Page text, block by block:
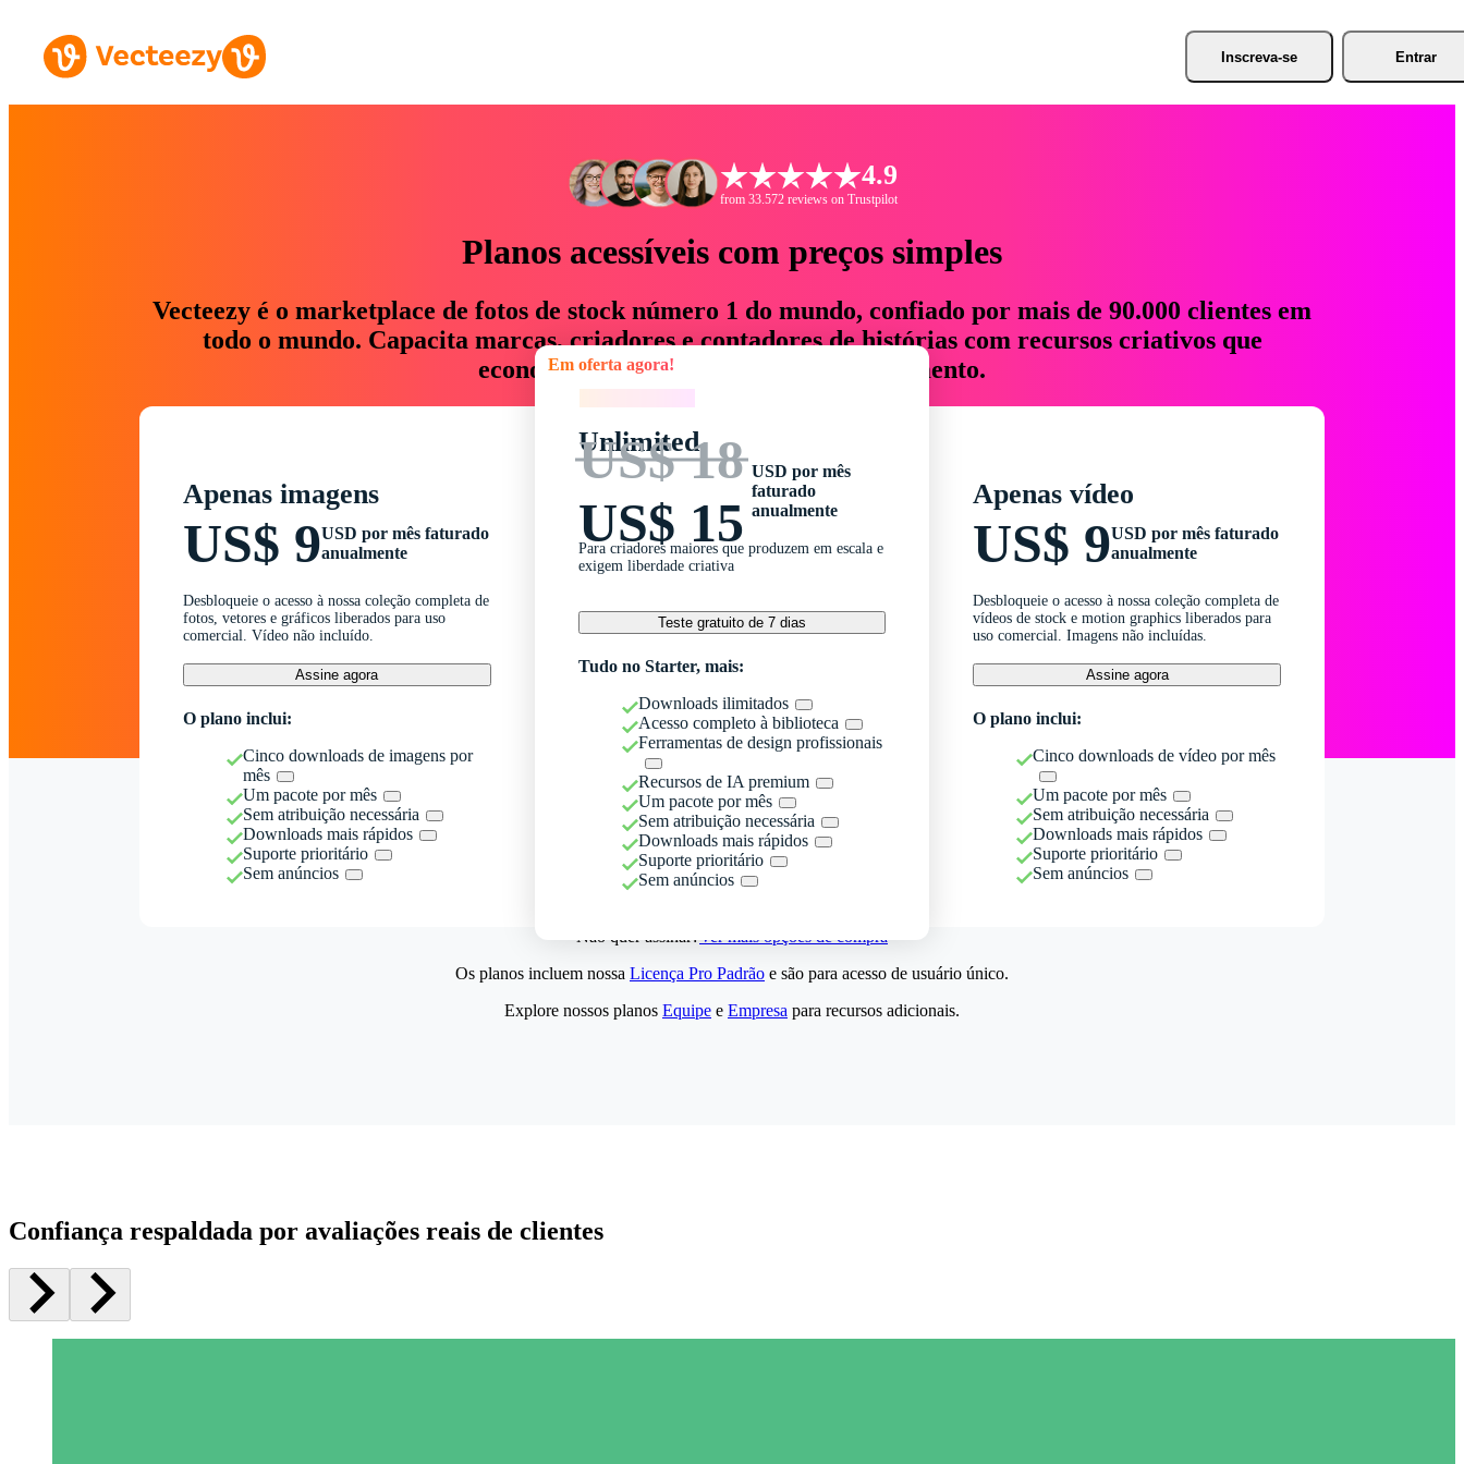
Inscreva-se Entrar
4.9
from 33.572 reviews on Trustpilot
Planos acessíveis com preços simples
Vecteezy é o marketplace de fotos de stock número 1 do mundo, confiado por mais de 90.000 clientes em
todo o mundo. Capacita marcas, criadores e contadores de histórias com recursos criativos que
economizam até 76% em tempo e orçamento.
Apenas imagens
US$ 9USD por mês faturado
anualmente
Desbloqueie o acesso à nossa coleção completa de
fotos, vetores e gráficos liberados para uso
comercial. Vídeo não incluído.
Assine agora
O plano inclui:
Cinco downloads de imagens por
mês
Um pacote por mês
Sem atribuição necessária
Downloads mais rápidos
Suporte prioritário
Sem anúncios
Em oferta agora!
Unlimited
US$ 18
US$ 15
USD por mês
faturado
anualmente
Para criadores maiores que produzem em escala e
exigem liberdade criativa
Teste gratuito de 7 dias
Tudo no Starter, mais:
Downloads ilimitados
Acesso completo à biblioteca
Ferramentas de design profissionais
Recursos de IA premium
Um pacote por mês
Sem atribuição necessária
Downloads mais rápidos
Suporte prioritário
Sem anúncios
Apenas vídeo
US$ 9USD por mês faturado
anualmente
Desbloqueie o acesso à nossa coleção completa de
vídeos de stock e motion graphics liberados para
uso comercial. Imagens não incluídas.
Assine agora
O plano inclui:
Cinco downloads de vídeo por mês
Um pacote por mês
Sem atribuição necessária
Downloads mais rápidos
Suporte prioritário
Sem anúncios
Não quer assinar?Ver mais opções de compra
Os planos incluem nossa Licença Pro Padrão e são para acesso de usuário único.
Explore nossos planos Equipe e Empresa para recursos adicionais.
Confiança respaldada por avaliações reais de clientes